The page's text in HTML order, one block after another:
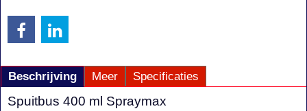
Beschrijving Meer Specificaties
Spuitbus 400 ml Spraymax